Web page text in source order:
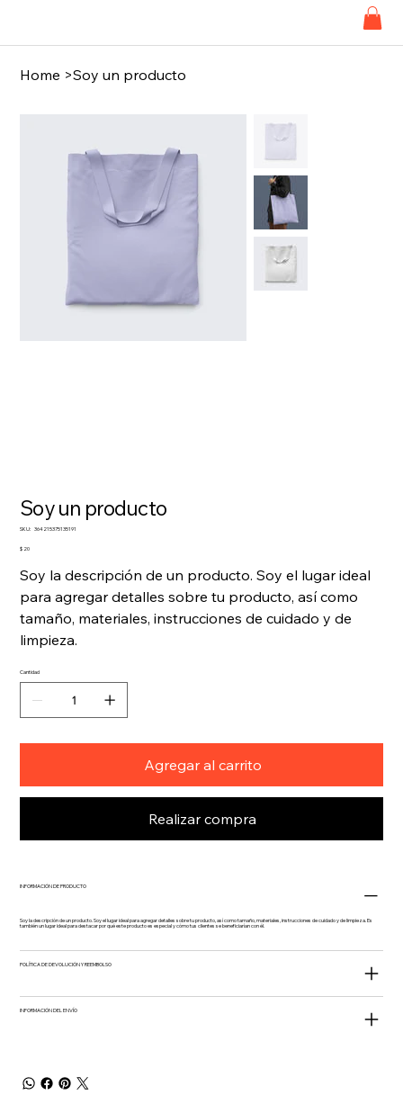
Home >Soy un producto
Soy un producto
SKU: SKU
364215375135191
Precio
$ 20
Soy la descripción de un producto. Soy el lugar ideal
para agregar detalles sobre tu producto, así como
tamaño, materiales, instrucciones de cuidado y de
limpieza.
Cantidad
Agregar al carrito
Realizar compra
INFORMACIÓN DE PRODUCTO
Soy la descripción de un producto. Soy el lugar ideal para agregar detalles sobre tu producto, así como tamaño, materiales, instrucciones de cuidado y de limpieza. Es
también un lugar ideal para destacar por qué este producto es especial y cómo tus clientes se beneficiarían con él.
POLÍTICA DE DEVOLUCIÓN Y REEMBOLSO
INFORMACIÓN DEL ENVÍO